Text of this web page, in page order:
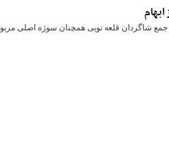
جمع شاگردان قلعه نویی همچنان سوژه اصلی